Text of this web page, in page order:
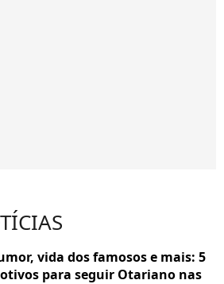
vida dos famosos e mais: 5
para seguir Otariano nas